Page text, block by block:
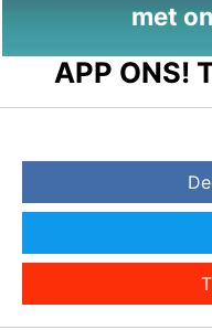
met
APP ONS!